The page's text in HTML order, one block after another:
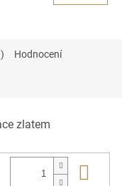
Hodnocení
zlatem